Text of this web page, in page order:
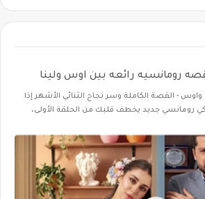
رومانسيه رائعه بين اوس ولينا
- القصة الكاملة وسر نجاح الثنائي الأشهر إذا
جديد يخطف قلبك من الحلقة الأولى،